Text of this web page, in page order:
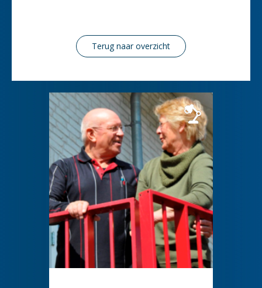
Terug naar overzicht